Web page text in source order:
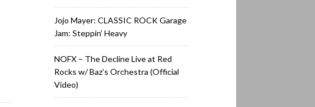
Jojo Mayer: CLASSIC ROCK Garage
Jam: Steppin’ Heavy
NOFX – The Decline Live at Red
Rocks w/ Baz’s Orchestra (Official
Video)